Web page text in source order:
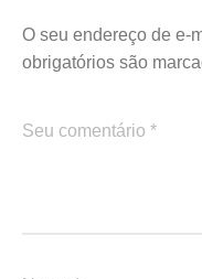
O seu endereço de e-
obrigatórios são